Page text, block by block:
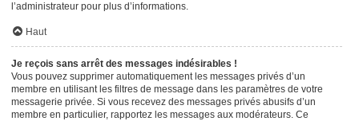
l’administrateur pour plus d’informations.
Haut
Je reçois sans arrêt des messages indésirables !
Vous pouvez supprimer automatiquement les messages privés d’un
membre en utilisant les filtres de message dans les paramètres de votre
messagerie privée. Si vous recevez des messages privés abusifs d’un
membre en particulier, rapportez les messages aux modérateurs. Ce